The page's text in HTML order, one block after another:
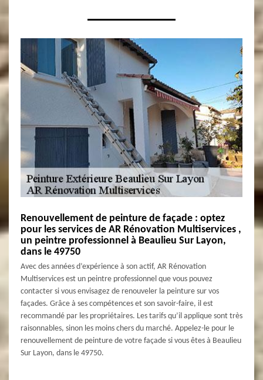
Renouvellement de peinture de façade : optez
pour les services de AR Rénovation Multiservices ,
un peintre professionnel à Beaulieu Sur Layon,
dans le 49750
Avec des années d’expérience à son actif, AR Rénovation
Multiservices est un peintre professionnel que vous pouvez
contacter si vous envisagez de renouveler la peinture sur vos
façades. Grâce à ses compétences et son savoir-faire, il est
recommandé par les propriétaires. Les tarifs qu’il applique sont très
raisonnables, sinon les moins chers du marché. Appelez-le pour le
renouvellement de peinture de votre façade si vous êtes à Beaulieu
Sur Layon, dans le 49750.